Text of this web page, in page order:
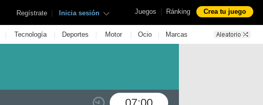
Juegos | Ránking Crea tu juego
Regístrate | Inicia sesión
| Tecnología | Deportes | Motor | Ocio | Marcas